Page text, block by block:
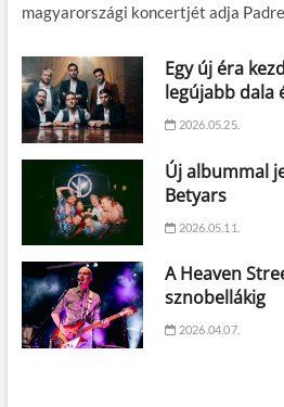
magyarországi koncertjét adja
Egy új éra
legújabb dala
2026.05.25.
Új albummal
Betyars
2026.05.11.
A Heaven
sznobellákig
2026.04.07.